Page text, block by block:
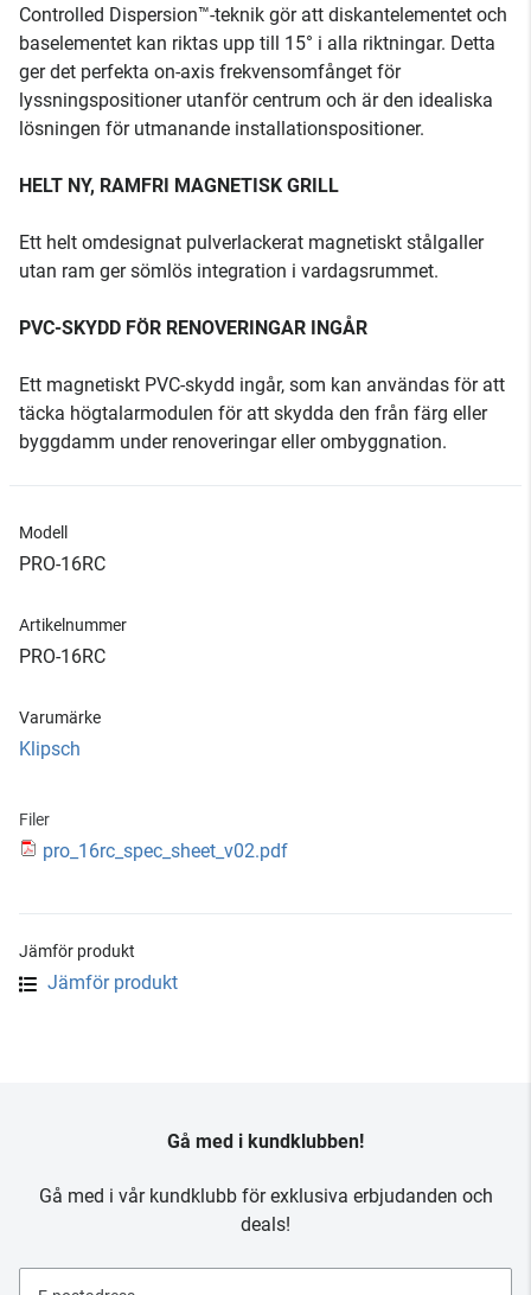
Controlled Dispersion™-teknik gör att diskantelementet och
baselementet kan riktas upp till 15° i alla riktningar. Detta
ger det perfekta on-axis frekvensomfånget för
lyssningspositioner utanför centrum och är den idealiska
lösningen för utmanande installationspositioner.
HELT NY, RAMFRI MAGNETISK GRILL
Ett helt omdesignat pulverlackerat magnetiskt stålgaller
utan ram ger sömlös integration i vardagsrummet.
PVC-SKYDD FÖR RENOVERINGAR INGÅR
Ett magnetiskt PVC-skydd ingår, som kan användas för att
täcka högtalarmodulen för att skydda den från färg eller
byggdamm under renoveringar eller ombyggnation.
Modell
PRO-16RC
Artikelnummer
PRO-16RC
Varumärke
Klipsch
Filer
pro_16rc_spec_sheet_v02.pdf
Jämför produkt
Jämför produkt
Gå med i kundklubben!
Gå med i vår kundklubb för exklusiva erbjudanden och
deals!